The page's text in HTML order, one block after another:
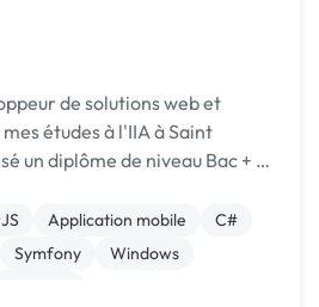
de solutions web et
un diplôme de niveau Bac + 5
Application mobile
C#
Symfony
Windows